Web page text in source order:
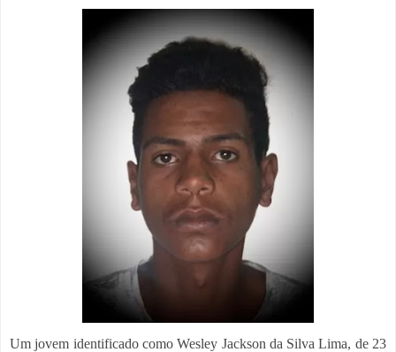
Um jovem identificado como Wesley Jackson da Silva Lima, de 23